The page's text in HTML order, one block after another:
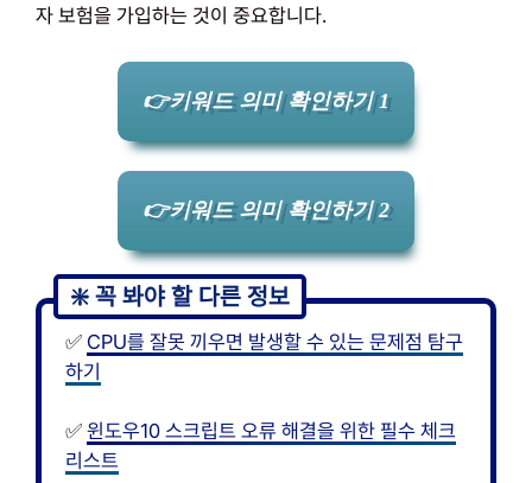
자 보험을 가입하는 것이 중요합니다.
👉키워드 의미 확인하기 1
👉키워드 의미 확인하기 2
✅ CPU를 잘못 끼우면 발생할 수 있는 문제점 탐구
하기
✅ 윈도우10 스크립트 오류 해결을 위한 필수 체크
리스트